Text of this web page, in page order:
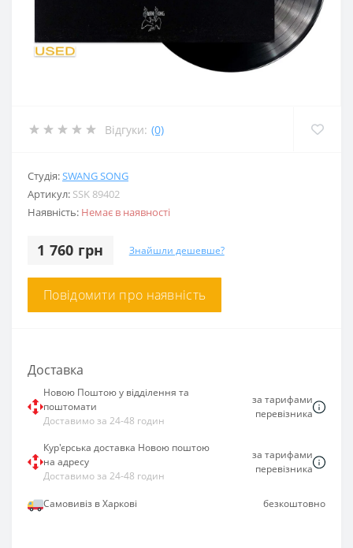
Відгуки: (0)
Студія:SWANG SONG
Артикул: SSK 89402
Наявність: Немає в наявності
1 760 грн Знайшли дешевше?
Повідомити про наявність
Доставка
Новою Поштою у відділення та
поштомати
Доставимо за 24-48 годин
за тарифами
перевізника
Кур'єрська доставка Новою поштою
на адресу
Доставимо за 24-48 годин
за тарифами
перевізника
Самовивіз в Харкові безкоштовно